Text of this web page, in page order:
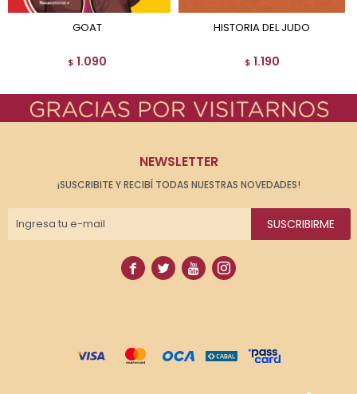
GOAT
$ 1.090
HISTORIA DEL JUDO
$ 1.190
NEWSLETTER
¡SUSCRIBITE Y RECIBÍ TODAS NUESTRAS NOVEDADES!
SUSCRIBIRME
   